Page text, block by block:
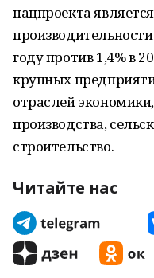
нацпроекта
году против 1,4% в
крупных
отраслей
производства,
строительство.
Читайте нас